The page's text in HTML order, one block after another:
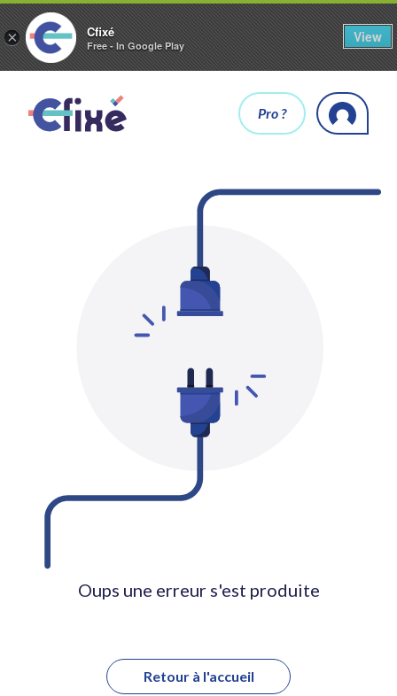
× Cfixé
Free - In Google Play
View
Pro ?
Oups une erreur s'est produite
Retour à l'accueil